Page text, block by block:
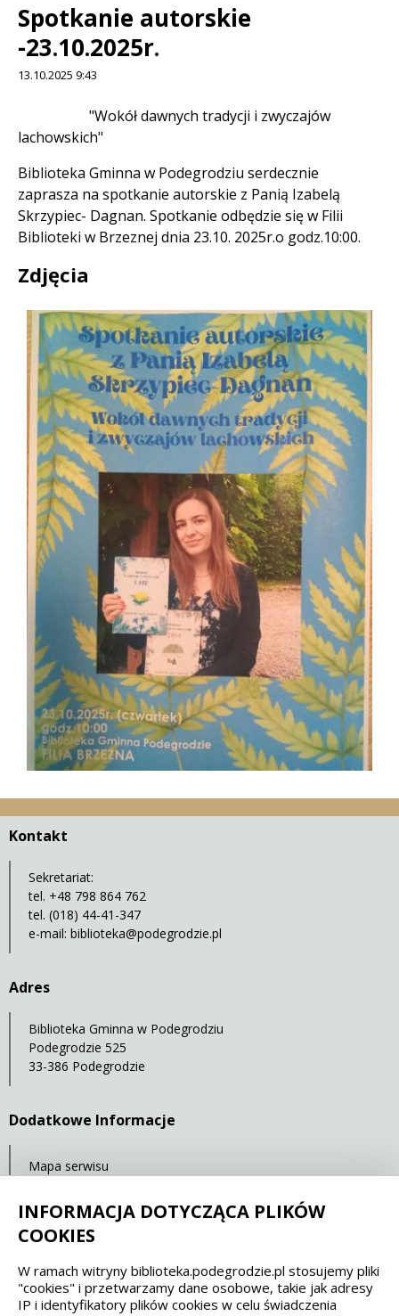
Spotkanie autorskie
-23.10.2025r.
13.10.2025 9:43
"Wokół dawnych tradycji i zwyczajów
lachowskich"
Biblioteka Gminna w Podegrodziu serdecznie
zaprasza na spotkanie autorskie z Panią Izabelą
Skrzypiec- Dagnan. Spotkanie odbędzie się w Filii
Biblioteki w Brzeznej dnia 23.10. 2025r.o godz.10:00.
Zdjęcia
Kontakt
Sekretariat:
tel. +48 798 864 762
tel. (018) 44-41-347
e-mail: biblioteka@podegrodzie.pl
Adres
Biblioteka Gminna w Podegrodziu
Podegrodzie 525
33-386 Podegrodzie
Dodatkowe Informacje
Mapa serwisu
Ostatnia aktualizacja: 18.11.2021 12:00
Spełniamy standardy dostępności oraz W3C
INFORMACJA DOTYCZĄCA PLIKÓW
COOKIES
W ramach witryny biblioteka.podegrodzie.pl stosujemy pliki
"cookies" i przetwarzamy dane osobowe, takie jak adresy
IP i identyfikatory plików cookies w celu świadczenia